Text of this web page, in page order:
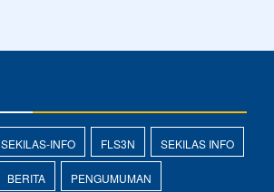
SEKILAS-INFO FLS3N SEKILAS INFO
BERITA PENGUMUMAN